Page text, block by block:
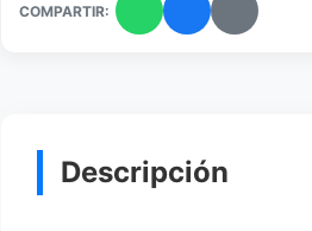
COMPARTIR:
Descripción